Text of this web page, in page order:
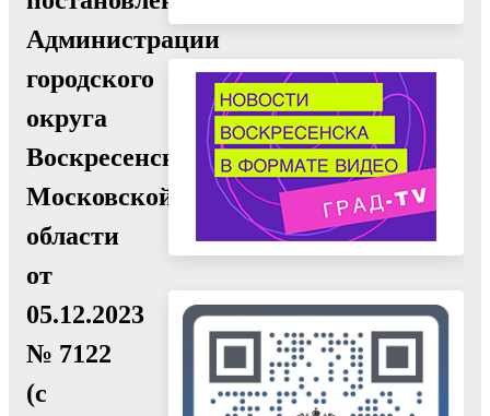
Администрации
городского
округа
Воскресенск
Московской
области
от
05.12.2023
№ 7122
(с